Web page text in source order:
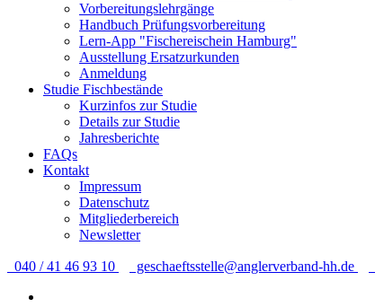
Vorbereitungslehrgänge
Handbuch Prüfungsvorbereitung
Lern-App "Fischereischein Hamburg"
Ausstellung Ersatzurkunden
Anmeldung
Studie Fischbestände
Kurzinfos zur Studie
Details zur Studie
Jahresberichte
FAQs
Kontakt
Impressum
Datenschutz
Mitgliederbereich
Newsletter
040 / 41 46 93 10 geschaeftsstelle@anglerverband-hh.de